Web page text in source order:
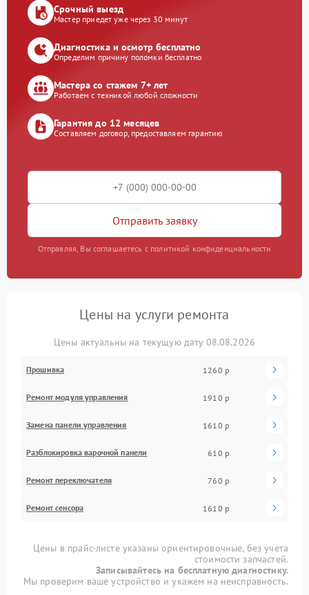
Срочный выезд
Мастер приедет уже через 30 минут
Диагностика и осмотр бесплатно
Определим причину поломки бесплатно
Мастера со стажем 7+ лет
Работаем с техникой любой сложности
Гарантия до 12 месяцев
Составляем договор, предоставляем гарантию
Отправить заявку
Отправляя, Вы соглашаетесь с политикой конфиденциальности
Цены на услуги ремонта
Цены актуальны на текущую дату 08.08.2026
Прошивка 1260 р
Ремонт модуля управления 1910 р
Замена панели управления 1610 р
Разблокировка варочной панели 610 р
Ремонт переключателя 760 р
Ремонт сенсора 1610 р
Цены в прайс-листе указаны ориентировочные, без учета
стоимости запчастей.
Записывайтесь на бесплатную диагностику.
Мы проверим ваше устройство и укажем на неисправность.